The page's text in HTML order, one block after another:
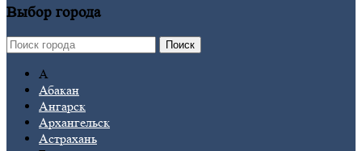
Выбор города
Поиск
А
Абакан
Ангарск
Архангельск
Астрахань